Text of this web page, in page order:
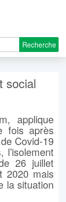
Recherche
social
applique
fois après
Covid-19
26 juillet
2020 mais
la situation